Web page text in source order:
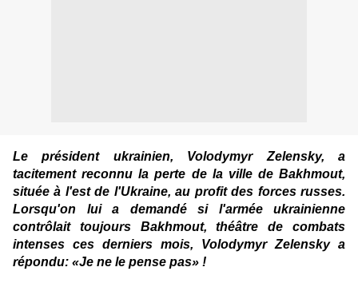
Le président ukrainien, Volodymyr Zelensky, a
tacitement reconnu la perte de la ville de Bakhmout,
située à l'est de l'Ukraine, au profit des forces russes.
Lorsqu'on lui a demandé si l'armée ukrainienne
contrôlait toujours Bakhmout, théâtre de combats
intenses ces derniers mois, Volodymyr Zelensky a
répondu: «Je ne le pense pas» !